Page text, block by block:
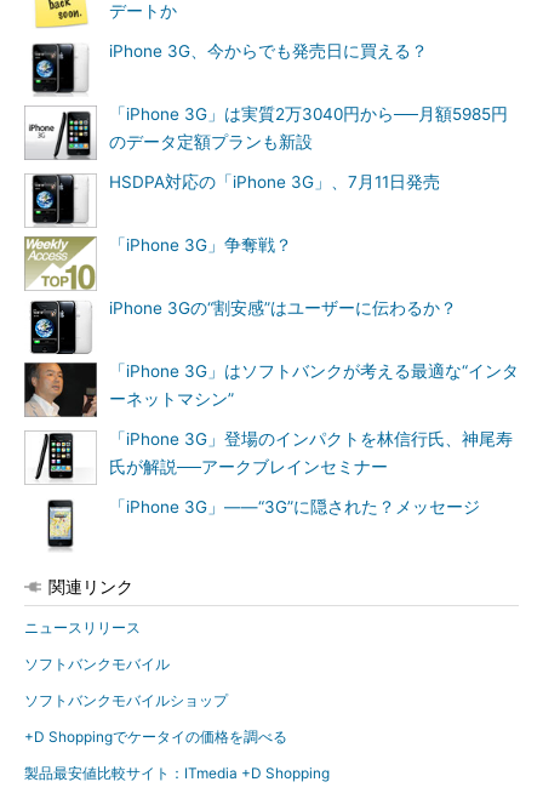
デートか
iPhone 3G、今からでも発売日に買える？
「iPhone 3G」は実質2万3040円から──月額5985円
のデータ定額プランも新設
HSDPA対応の「iPhone 3G」、7月11日発売
「iPhone 3G」争奪戦？
iPhone 3Gの“割安感”はユーザーに伝わるか？
「iPhone 3G」はソフトバンクが考える最適な“インタ
ーネットマシン”
「iPhone 3G」登場のインパクトを林信行氏、神尾寿
氏が解説──アークブレインセミナー
「iPhone 3G」――“3G”に隠された？メッセージ
関連リンク
ニュースリリース
ソフトバンクモバイル
ソフトバンクモバイルショップ
+D Shoppingでケータイの価格を調べる
製品最安値比較サイト：ITmedia +D Shopping